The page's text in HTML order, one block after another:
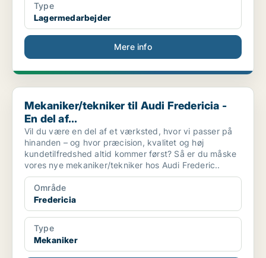
Type
Lagermedarbejder
Mere info
Mekaniker/tekniker til Audi Fredericia - En del af...
Mekaniker/tekniker til Audi Fredericia -
En del af...
Vil du være en del af et værksted, hvor vi passer på
hinanden – og hvor præcision, kvalitet og høj
kundetilfredshed altid kommer først? Så er du måske
vores nye mekaniker/tekniker hos Audi Frederic..
Område
Fredericia
Type
Mekaniker